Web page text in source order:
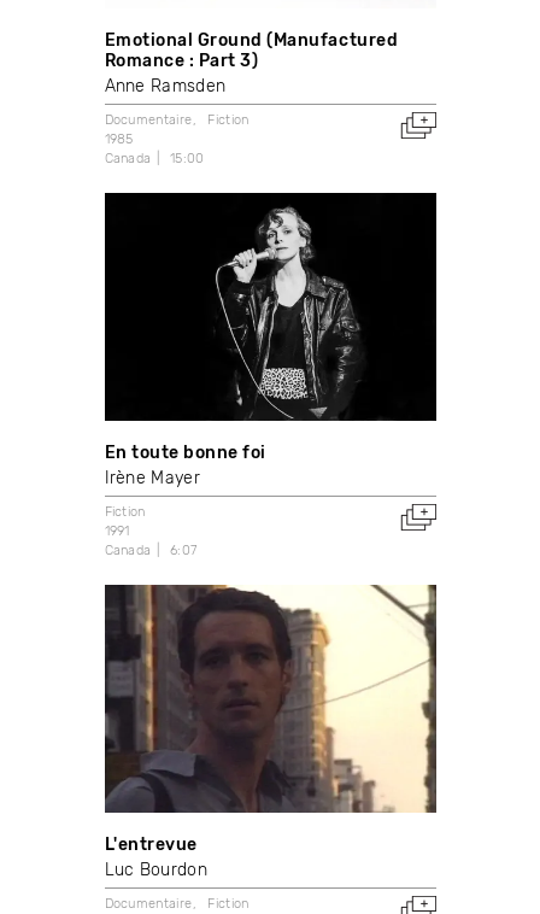
Emotional Ground (Manufactured
Romance : Part 3)
Anne Ramsden
Documentaire
Fiction
1985
Canada
15:00
En toute bonne foi
Irène Mayer
Fiction
1991
Canada
6:07
L'entrevue
Luc Bourdon
Documentaire
Fiction